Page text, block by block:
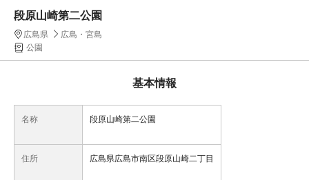
段原山崎第二公園
広島県
広島・宮島
公園
基本情報
名称 段原山崎第二公園
住所 広島県広島市南区段原山崎二丁目